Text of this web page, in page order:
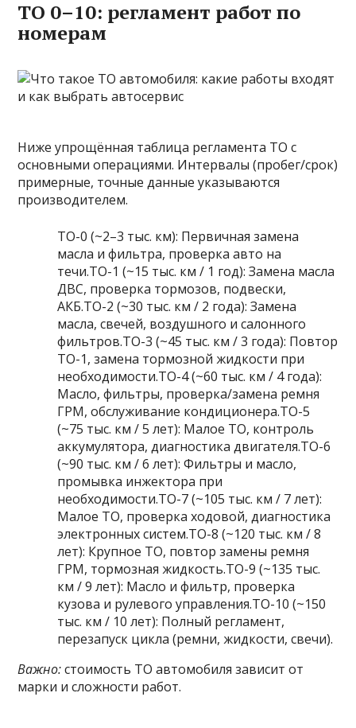
ТО 0–10: регламент работ по
номерам
Ниже упрощённая таблица регламента ТО с
основными операциями. Интервалы (пробег/срок)
примерные, точные данные указываются
производителем.
ТО-0 (~2–3 тыс. км): Первичная замена
масла и фильтра, проверка авто на
течи.ТО-1 (~15 тыс. км / 1 год): Замена масла
ДВС, проверка тормозов, подвески,
АКБ.ТО-2 (~30 тыс. км / 2 года): Замена
масла, свечей, воздушного и салонного
фильтров.ТО-3 (~45 тыс. км / 3 года): Повтор
ТО-1, замена тормозной жидкости при
необходимости.ТО-4 (~60 тыс. км / 4 года):
Масло, фильтры, проверка/замена ремня
ГРМ, обслуживание кондиционера.ТО-5
(~75 тыс. км / 5 лет): Малое ТО, контроль
аккумулятора, диагностика двигателя.ТО-6
(~90 тыс. км / 6 лет): Фильтры и масло,
промывка инжектора при
необходимости.ТО-7 (~105 тыс. км / 7 лет):
Малое ТО, проверка ходовой, диагностика
электронных систем.ТО-8 (~120 тыс. км / 8
лет): Крупное ТО, повтор замены ремня
ГРМ, тормозная жидкость.ТО-9 (~135 тыс.
км / 9 лет): Масло и фильтр, проверка
кузова и рулевого управления.ТО-10 (~150
тыс. км / 10 лет): Полный регламент,
перезапуск цикла (ремни, жидкости, свечи).
Важно:стоимость ТО автомобиля зависит от
марки и сложности работ.